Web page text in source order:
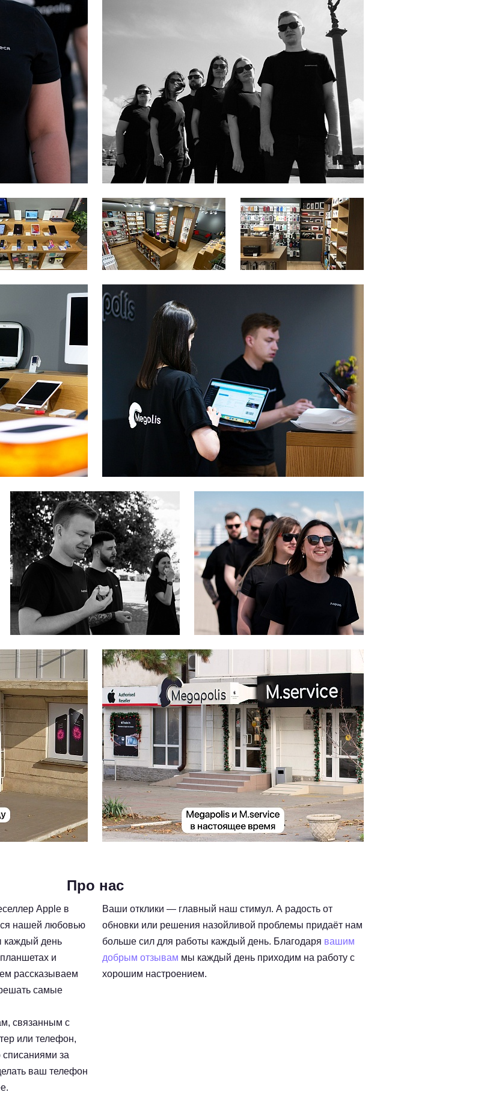
Про нас
Apple в
нашей любовью
каждый день
и
рассказываем
самые
связанным с
или телефон,
списаниями за
ваш телефон
Ваши отклики — главный наш стимул. А радость от
обновки или решения назойливой проблемы придаёт нам
больше сил для работы каждый день. Благодаря вашим
добрым отзывам мы каждый день приходим на работу с
хорошим настроением.